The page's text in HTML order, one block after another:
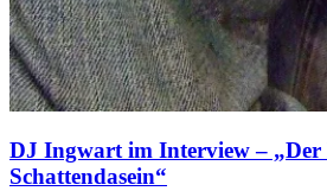
DJ Ingwart im Interview –
Schattendasein“